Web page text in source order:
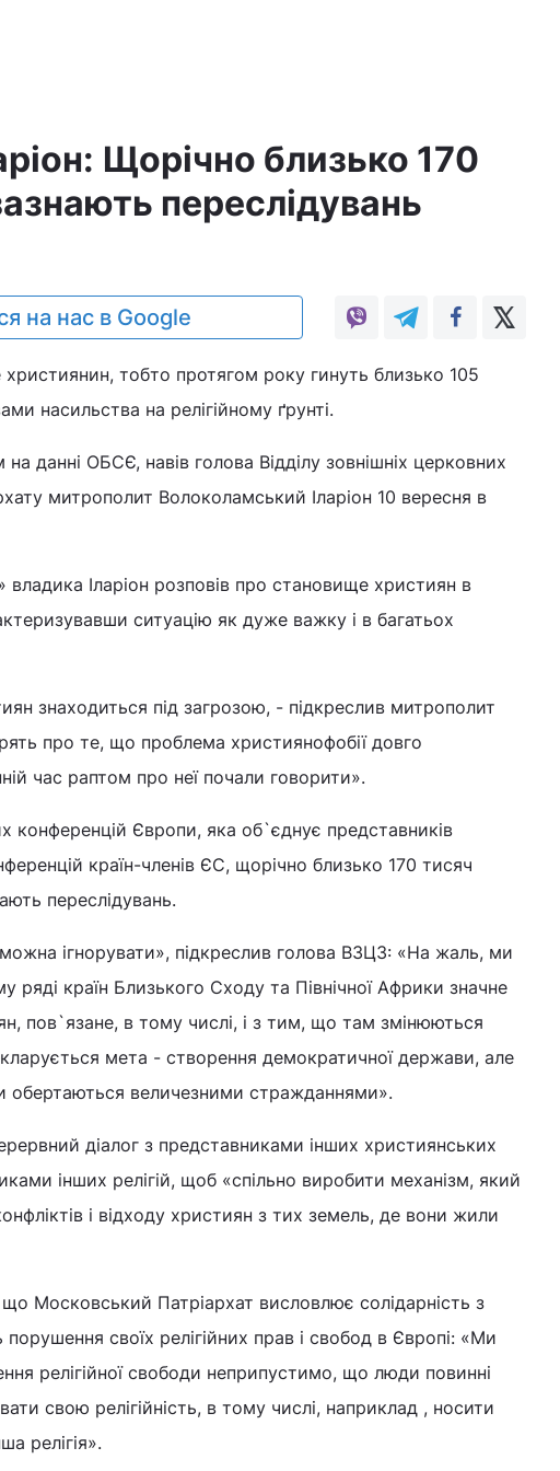
Щорічно близько 170
переслідувань
на нас в Google
християнин, тобто протягом року гинуть близько 105
насильства на релігійному ґрунті.
данні ОБСЄ, навів голова Відділу зовнішніх церковних
митрополит Волоколамський Іларіон 10 вересня в
владика Іларіон розповів про становище християн в
ситуацію як дуже важку і в багатьох
знаходиться під загрозою, - підкреслив митрополит
про те, що проблема християнофобії довго
час раптом про неї почали говорити».
конференцій Європи, яка об`єднує представників
країн-членів ЄС, щорічно близько 170 тисяч
переслідувань.
ігнорувати», підкреслив голова ВЗЦЗ: «На жаль, ми
ряді країн Близького Сходу та Північної Африки значне
пов`язане, в тому числі, і з тим, що там змінюються
мета - створення демократичної держави, але
обертаються величезними стражданнями».
діалог з представниками інших християнських
інших релігій, щоб «спільно виробити механізм, який
і відходу християн з тих земель, де вони жили
Московський Патріархат висловлює солідарність з
своїх релігійних прав і свобод в Європі: «Ми
релігійної свободи неприпустимо, що люди повинні
свою релігійність, в тому числі, наприклад , носити
релігія».